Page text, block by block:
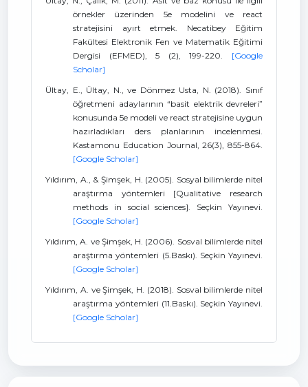
örnekler üzerinden 5e modelini ve react
stratejisini ayırt etmek. Necatibey Eğitim
Fakültesi Elektronik Fen ve Matematik Eğitimi
Dergisi (EFMED), 5 (2), 199-220. [Google
Scholar]
Ültay, E., Ültay, N., ve Dönmez Usta, N. (2018). Sınıf
öğretmeni adaylarının “basit elektrik devreleri”
konusunda 5e modeli ve react stratejisine uygun
hazırladıkları ders planlarının incelenmesi.
Kastamonu Education Journal, 26(3), 855-864.
[Google Scholar]
Yıldırım, A., & Şimşek, H. (2005). Sosyal bilimlerde nitel
araştırma yöntemleri [Qualitative research
methods in social sciences]. Seçkin Yayınevi.
[Google Scholar]
Yıldırım, A. ve Şimşek, H. (2006). Sosval bilimlerde nitel
araştırma yöntemleri (5.Baskı). Seçkin Yayınevi.
[Google Scholar]
Yıldırım, A. ve Şimşek, H. (2018). Sosval bilimlerde nitel
araştırma yöntemleri (11.Baskı). Seçkin Yayınevi.
[Google Scholar]